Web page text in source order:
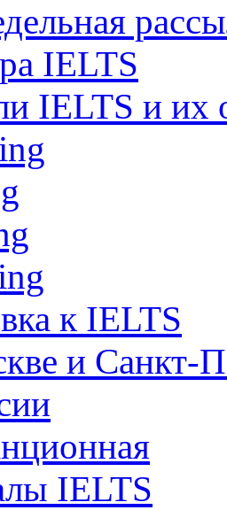
IELTS
IELTS и их
к IELTS
и Санкт-
IELTS